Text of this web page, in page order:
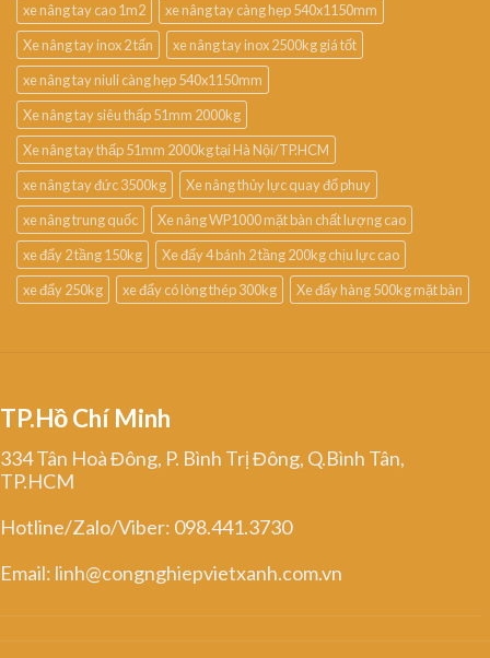
xe nâng tay cao 1m2
xe nâng tay càng hẹp 540x1150mm
Xe nâng tay inox 2 tấn
xe nâng tay inox 2500kg giá tốt
xe nâng tay niuli càng hẹp 540x1150mm
Xe nâng tay siêu thấp 51mm 2000kg
Xe nâng tay thấp 51mm 2000kg tại Hà Nội/TP.HCM
xe nâng tay đức 3500kg
Xe nâng thủy lực quay đổ phuy
xe nâng trung quốc
Xe nâng WP1000 mặt bàn chất lượng cao
xe đẩy 2 tầng 150kg
Xe đẩy 4 bánh 2 tầng 200kg chịu lực cao
xe đẩy 250kg
xe đẩy có lòng thép 300kg Xe đẩy hàng 500kg mặt bàn
TP.Hồ Chí Minh
334 Tân Hoà Đông, P. Bình Trị Đông, Q.Bình Tân,
TP.HCM
Hotline/Zalo/Viber: 098.441.3730
Email: linh@congnghiepvietxanh.com.vn